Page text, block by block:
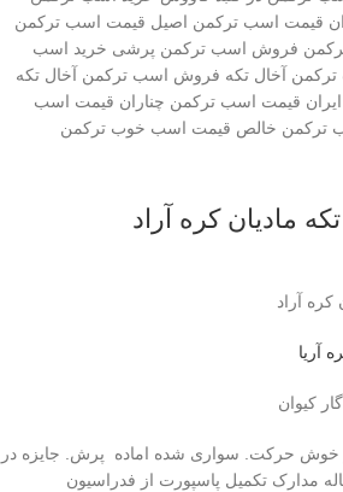
مادیان کره آراد
آراد
آریا
کیوان
خوش حرکت. سواری شده اماده پرش. جایزه در
مدارک تکمیل پاسپورت از فدراسیون